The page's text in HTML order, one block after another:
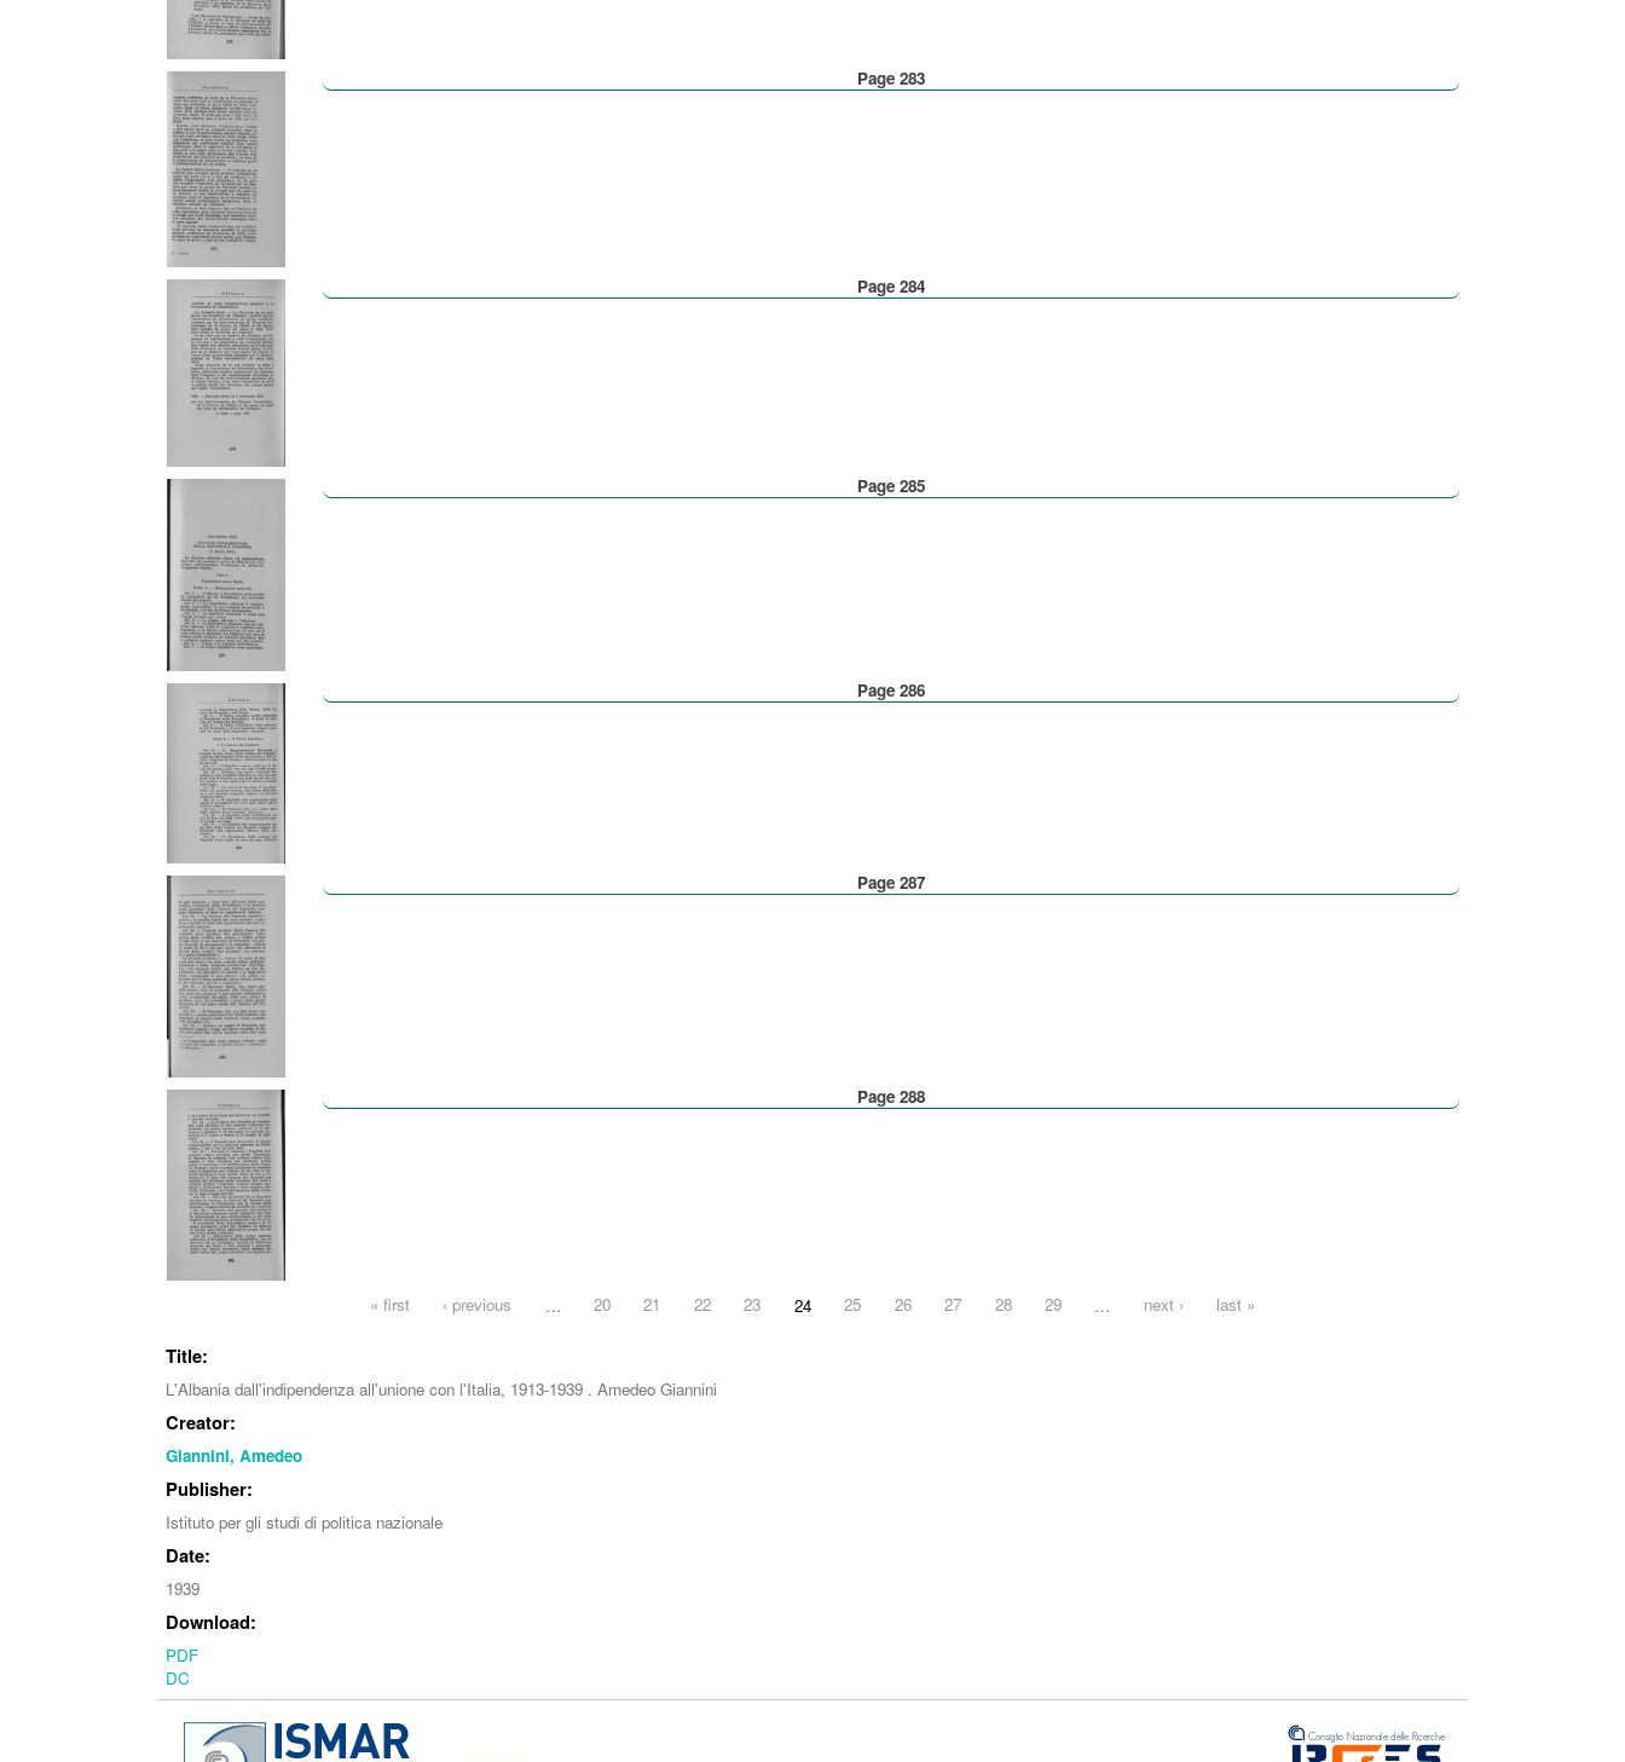
Page 283
Page 284
Page 285
Page 286
Page 287
Page 288
« first ‹ previous … 20 21 22 23 24 25 26 27 28 29 … next › last »
Title:
L'Albania dall'indipendenza all'unione con l'Italia, 1913-1939 . Amedeo Giannini
Creator:
Giannini, Amedeo
Publisher:
Istituto per gli studi di politica nazionale
Date:
1939
Download:
PDF
DC